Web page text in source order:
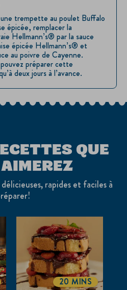
trempette au poulet Buffalo
épicée, remplacer la
Hellmann’s® par la sauce
épicée Hellmann’s® et
au poivre de Cayenne.
préparer cette
deux jours à l’avance.
QUE
rapides et faciles à
TOTALTIME
20 MINS